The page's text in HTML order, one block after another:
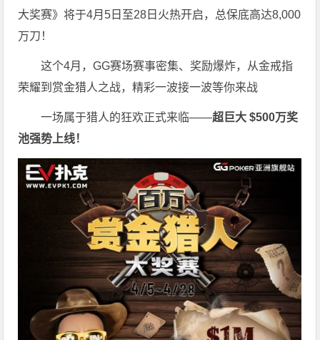
大奖赛》将于4月5日至28日火热开启，总保底高达8,000
万刀！
这个4月，GG赛场赛事密集、奖励爆炸，从金戒指
荣耀到赏金猎人之战，精彩一波接一波等你来战
一场属于猎人的狂欢正式来临——超巨大 $500万奖
池强势上线！